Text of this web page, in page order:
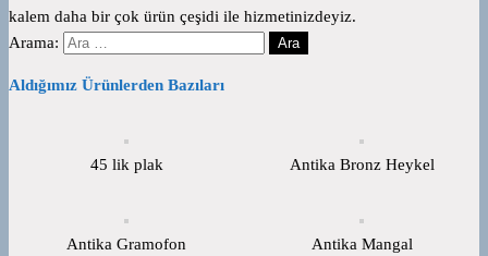
kalem daha bir çok ürün çeşidi ile hizmetinizdeyiz.
Arama:
Aldığımız Ürünlerden Bazıları
45 lik plak Antika Bronz Heykel
Antika Gramofon Antika Mangal